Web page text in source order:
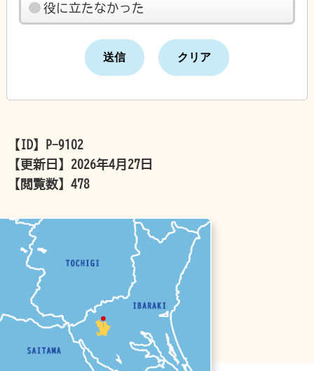
役に立たなかった
【ID】
P-9102
【更新日】 2026年4月27日
【閲覧数】478